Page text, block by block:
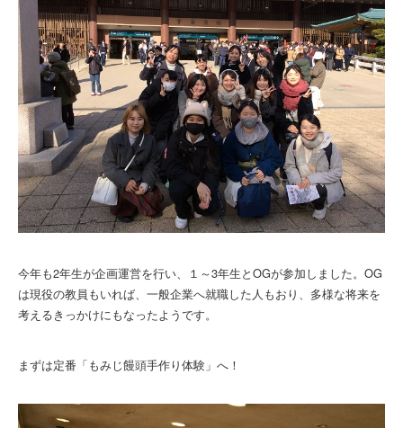
今年も2年生が企画運営を行い、１～3年生とOGが参加しました。OG
は現役の教員もいれば、一般企業へ就職した人もおり、多様な将来を
考えるきっかけにもなったようです。
まずは定番「もみじ饅頭手作り体験」へ！